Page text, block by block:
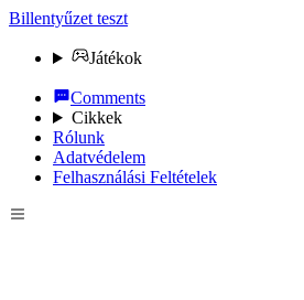
Billentyűzet teszt
Játékok
Comments
Cikkek
Rólunk
Adatvédelem
Felhasználási Feltételek